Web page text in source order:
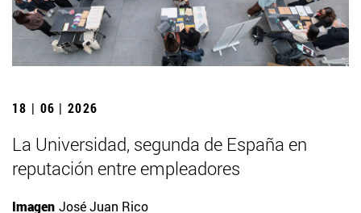
18 | 06 | 2026
La Universidad, segunda de España en
reputación entre empleadores
Imagen José Juan Rico